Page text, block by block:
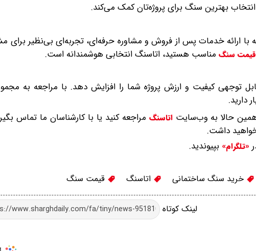
بهترین سنگ برای پروژه‌تان کمک می‌کند.
با ارائه خدمات پس از فروش و مشاوره حرفه‌ای، تجربه‌ای بی‌نظیر برای
قیمت سنگ مناسب هستید، اتاسنگ انتخابی هوشمندانه است.
توجهی کیفیت و ارزش پروژه شما را افزایش دهد. با مراجعه به
دارید.
همین حالا به وب‌سایتاتاسنگ مراجعه کنید یا با کارشناسان ما تماس
داشت.
«تلگرام» بپیوندید.
خرید سنگ ساختمانی اتاسنگ قیمت سنگ
لینک کوتاه